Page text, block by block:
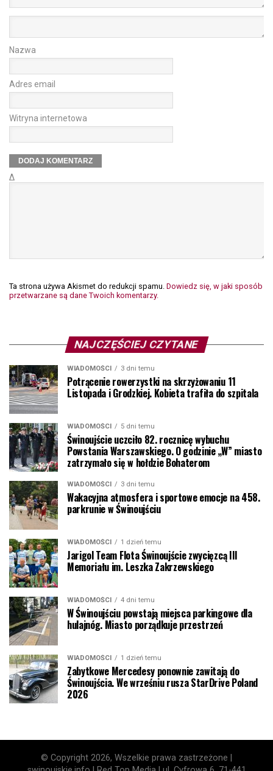
Nazwa
Adres email
Witryna internetowa
Δ
Ta strona używa Akismet do redukcji spamu. Dowiedz się, w jaki sposób
przetwarzane są dane Twoich komentarzy.
NAJCZĘŚCIEJ CZYTANE
WIADOMOŚCI 3 dni temu
Potrącenie rowerzystki na skrzyżowaniu 11
Listopada i Grodzkiej. Kobieta trafiła do szpitala
WIADOMOŚCI 5 dni temu
Świnoujście uczciło 82. rocznicę wybuchu
Powstania Warszawskiego. O godzinie „W” miasto
zatrzymało się w hołdzie Bohaterom
WIADOMOŚCI 3 dni temu
Wakacyjna atmosfera i sportowe emocje na 458.
parkrunie w Świnoujściu
WIADOMOŚCI 1 dzień temu
Jarigol Team Flota Świnoujście zwycięzcą III
Memoriału im. Leszka Zakrzewskiego
WIADOMOŚCI 4 dni temu
W Świnoujściu powstają miejsca parkingowe dla
hulajnóg. Miasto porządkuje przestrzeń
WIADOMOŚCI 1 dzień temu
Zabytkowe Mercedesy ponownie zawitają do
Świnoujścia. We wrześniu rusza StarDrive Poland
2026
© Copyright 2026, Wszelkie prawa zastrzeżone |